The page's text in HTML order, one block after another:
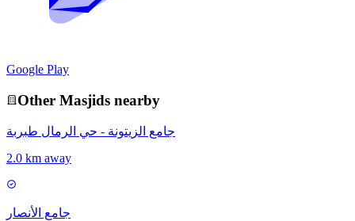
Google Play
Other Masjids nearby
جامع الزيتونة - حي الرمال طبربة
2.0 km away
جامع الأنصار